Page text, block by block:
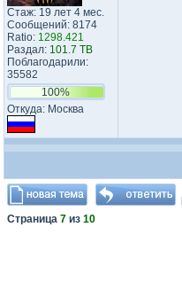
Стаж: 19 лет 4 мес.
Сообщений: 8174
Ratio: 1298.421
Раздал: 101.7 TB
Поблагодарили:
35582
100%
Откуда: Москва
Страница 7 из 10